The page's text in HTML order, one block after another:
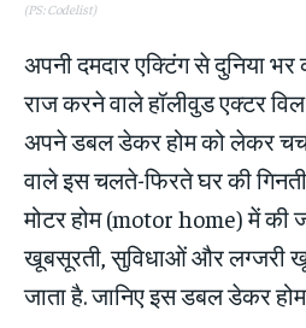
(PS: Codelist)
अपनी दमदार एक्टिंग से दुनिया
राज करने वाले हॉलीवुड एक्‍टर
अपने डबल डेकर होम को लेकर
वाले इस चलते-फिरते घर की
मोटर होम (motor home) में की
खूबसूरती, सुविधाओं और लग्‍जरी
जाता है. जानिए इस डबल डेकर